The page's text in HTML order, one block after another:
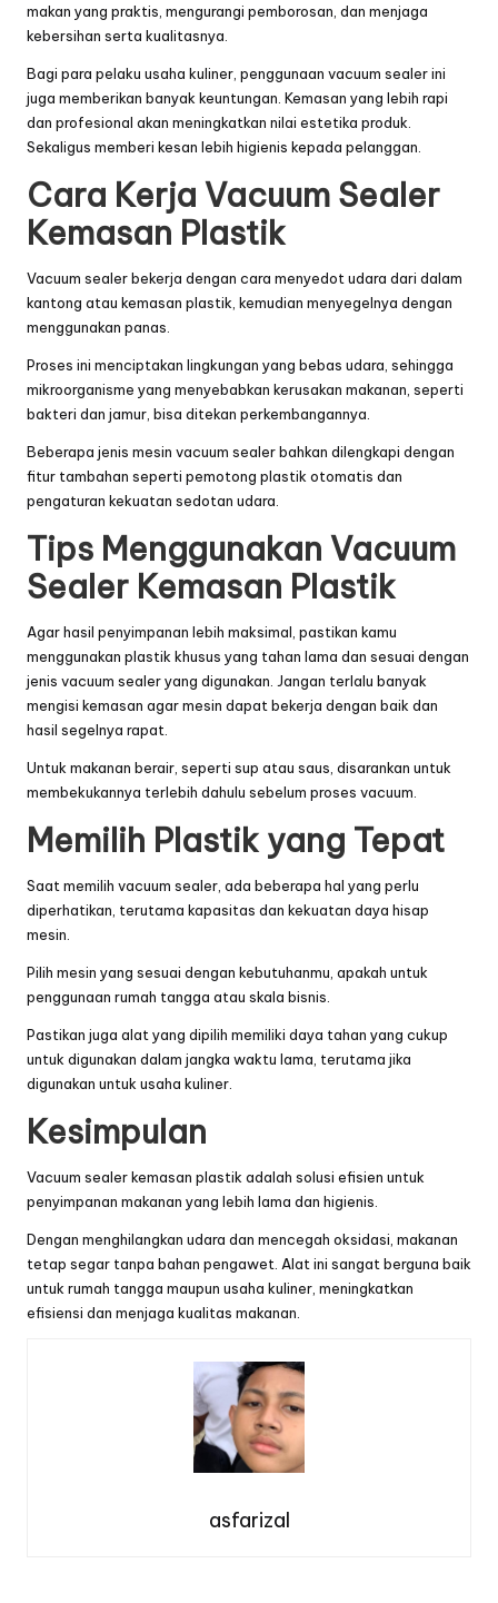
makan yang praktis, mengurangi pemborosan, dan menjaga
kebersihan serta kualitasnya.
Bagi para pelaku usaha kuliner, penggunaan vacuum sealer ini
juga memberikan banyak keuntungan. Kemasan yang lebih rapi
dan profesional akan meningkatkan nilai estetika produk.
Sekaligus memberi kesan lebih higienis kepada pelanggan.
Cara Kerja Vacuum Sealer
Kemasan Plastik
Vacuum sealer bekerja dengan cara menyedot udara dari dalam
kantong atau kemasan plastik, kemudian menyegelnya dengan
menggunakan panas.
Proses ini menciptakan lingkungan yang bebas udara, sehingga
mikroorganisme yang menyebabkan kerusakan makanan, seperti
bakteri dan jamur, bisa ditekan perkembangannya.
Beberapa jenis mesin vacuum sealer bahkan dilengkapi dengan
fitur tambahan seperti pemotong plastik otomatis dan
pengaturan kekuatan sedotan udara.
Tips Menggunakan Vacuum
Sealer Kemasan Plastik
Agar hasil penyimpanan lebih maksimal, pastikan kamu
menggunakan plastik khusus yang tahan lama dan sesuai dengan
jenis vacuum sealer yang digunakan. Jangan terlalu banyak
mengisi kemasan agar mesin dapat bekerja dengan baik dan
hasil segelnya rapat.
Untuk makanan berair, seperti sup atau saus, disarankan untuk
membekukannya terlebih dahulu sebelum proses vacuum.
Memilih Plastik yang Tepat
Saat memilih vacuum sealer, ada beberapa hal yang perlu
diperhatikan, terutama kapasitas dan kekuatan daya hisap
mesin.
Pilih mesin yang sesuai dengan kebutuhanmu, apakah untuk
penggunaan rumah tangga atau skala bisnis.
Pastikan juga alat yang dipilih memiliki daya tahan yang cukup
untuk digunakan dalam jangka waktu lama, terutama jika
digunakan untuk usaha kuliner.
Kesimpulan
Vacuum sealer kemasan plastik adalah solusi efisien untuk
penyimpanan makanan yang lebih lama dan higienis.
Dengan menghilangkan udara dan mencegah oksidasi, makanan
tetap segar tanpa bahan pengawet. Alat ini sangat berguna baik
untuk rumah tangga maupun usaha kuliner, meningkatkan
efisiensi dan menjaga kualitas makanan.
asfarizal